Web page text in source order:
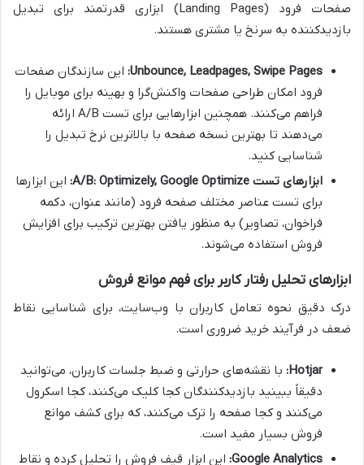
صفحات فرود (Landing Pages) ابزاری قدرتمند برای تبدیل
بازدیدکننده به سرنخ یا مشتری هستند.
Unbounce, Leadpages, Swipe Pages: این سازندگان صفحات
فرود امکان طراحی صفحات واکنش‌گرا و بهینه برای موبایل را
فراهم می‌کنند. همچنین ابزارهایی برای تست A/B ارائه
می‌دهند تا بهترین نسخه صفحه با بالاترین نرخ تبدیل را
شناسایی کنید.
ابزارهای تست A/B: Optimizely, Google Optimize:
این ابزارها
برای تست عناصر مختلف صفحه فرود (مانند عنوان، دکمه
فراخوان، تصاویر) به منظور یافتن بهترین ترکیب برای افزایش
فروش استفاده می‌شوند.
ابزارهای تحلیل رفتار کاربر برای فهم موانع فروش
درک دقیق نحوه تعامل کاربران با وب‌سایت، برای شناسایی نقاط
ضعف در فرآیند خرید ضروری است.
Hotjar: با نقشه‌های حرارتی و ضبط جلسات کاربران، می‌توانید
دقیقاً ببینید بازدیدکنندگان کجا کلیک می‌کنند، کجا اسکرول
می‌کنند و کجا صفحه را ترک می‌کنند، که برای کشف موانع
فروش بسیار مفید است.
Google Analytics: این ابزار قیف فروش را تحلیل کرده و نقاط